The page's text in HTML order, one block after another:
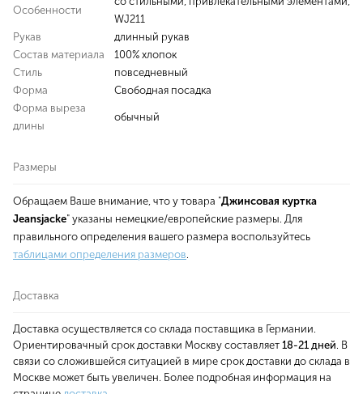
Особенности
WJ211
Рукав
длинный рукав
Состав материала
100% хлопок
Стиль
повседневный
Форма
Свободная посадка
Форма выреза
длины
обычный
Размеры
Обращаем Ваше внимание, что у товара "Джинсовая куртка
Jeansjacke" указаны немецкие/европейские размеры. Для
правильного определения вашего размера воспользуйтесь
таблицами определения размеров.
Доставка
Доставка осуществляется со склада поставщика в Германии.
Ориентировачный срок доставки Москву составляет 18-21 дней. В
связи со сложившейся ситуацией в мире срок доставки до склада в
Москве может быть увеличен. Более подробная информация на